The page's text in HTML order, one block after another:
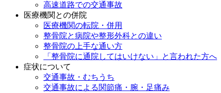
高速道路での交通事故
医療機関との併院
医療機関の転院・併用
整骨院と病院や整形外科との違い
整骨院の上手な通い方
「整骨院に通院してはいけない」と言われた方へ
症状について
交通事故・むちうち
交通事故による関節痛・腕・足痛み